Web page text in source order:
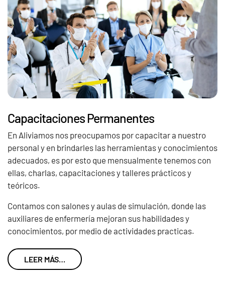
Capacitaciones Permanentes
En Aliviamos nos preocupamos por capacitar a nuestro
personal y en brindarles las herramientas y conocimientos
adecuados, es por esto que mensualmente tenemos con
ellas, charlas, capacitaciones y talleres prácticos y
teóricos.
Contamos con salones y aulas de simulación, donde las
auxiliares de enfermería mejoran sus habilidades y
conocimientos, por medio de actividades practicas.
LEER MÁS…